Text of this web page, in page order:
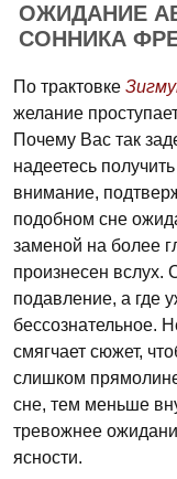
ОЖИДАНИЕ
СОННИКА
По трактовке
желание
Почему Вас так
надеетесь
внимание,
подобном сне
заменой на более
произнесен вслух.
подавление, а где
бессознательное.
смягчает сюжет,
слишком
сне, тем меньше
тревожнее
ясности.